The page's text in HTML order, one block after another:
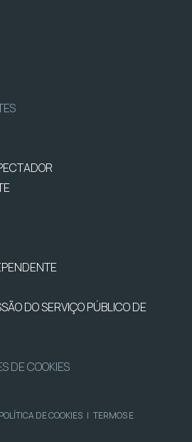
DO SERVIÇO PÚBLICO DE
DE COOKIES
POLÍTICA DE COOKIES | TERMOS E